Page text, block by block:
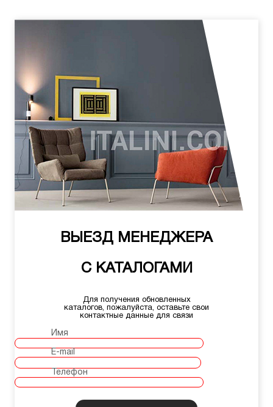
ВЫЕЗД МЕНЕДЖЕРА
С КАТАЛОГАМИ
Для получения обновленных
каталогов, пожалуйста, оставьте свои
контактные данные для связи
Имя
E-mail
Телефон